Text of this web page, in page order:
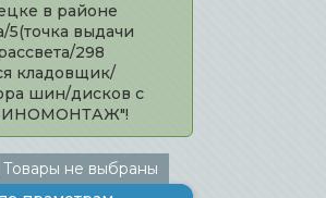
в районе
выдачи
298
кладовщик/
шин/дисков с
Товары не выбраны